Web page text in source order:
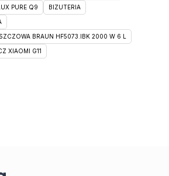
PURE Q9 BIZUTERIA
BRAUN HF5073.IBK 2000 W 6 L
XIAOMI G11